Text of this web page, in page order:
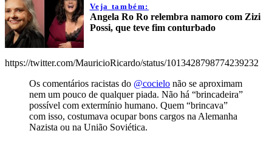
Veja também:
Angela Ro Ro relembra namoro com Zizi
Possi, que teve fim conturbado
https://twitter.com/MauricioRicardo/status/1013428798774239232
Os comentários racistas do @cocielo não se aproximam
nem um pouco de qualquer piada. Não há “brincadeira”
possível com extermínio humano. Quem “brincava”
com isso, costumava ocupar bons cargos na Alemanha
Nazista ou na União Soviética.